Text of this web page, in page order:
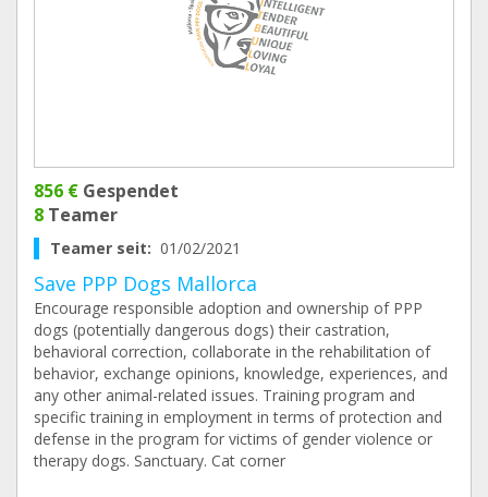
856 € Gespendet
8 Teamer
Teamer seit: 01/02/2021
Save PPP Dogs Mallorca
Encourage responsible adoption and ownership of PPP
dogs (potentially dangerous dogs) their castration,
behavioral correction, collaborate in the rehabilitation of
behavior, exchange opinions, knowledge, experiences, and
any other animal-related issues. Training program and
specific training in employment in terms of protection and
defense in the program for victims of gender violence or
therapy dogs. Sanctuary. Cat corner